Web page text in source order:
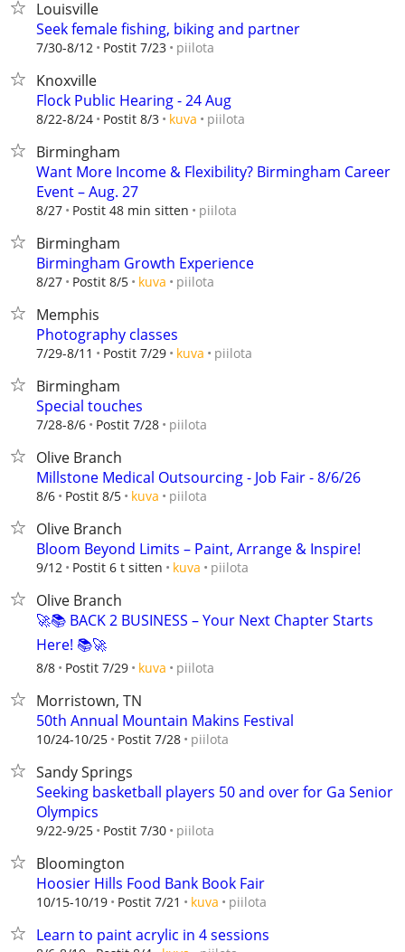
Louisville
Seek female fishing, biking and partner
7/30-8/12 Postit 7/23 piilota
Knoxville
Flock Public Hearing - 24 Aug
8/22-8/24 Postit 8/3 kuva piilota
Birmingham
Want More Income & Flexibility? Birmingham Career
Event – Aug. 27
8/27 Postit 48 min sitten piilota
Birmingham
Birmingham Growth Experience
8/27 Postit 8/5 kuva piilota
Memphis
Photography classes
7/29-8/11 Postit 7/29 kuva piilota
Birmingham
Special touches
7/28-8/6 Postit 7/28 piilota
Olive Branch
Millstone Medical Outsourcing - Job Fair - 8/6/26
8/6 Postit 8/5 kuva piilota
Olive Branch
Bloom Beyond Limits – Paint, Arrange & Inspire!
9/12 Postit 6 t sitten kuva piilota
Olive Branch
🚀📚 BACK 2 BUSINESS – Your Next Chapter Starts
Here! 📚🚀
8/8 Postit 7/29 kuva piilota
Morristown, TN
50th Annual Mountain Makins Festival
10/24-10/25 Postit 7/28 piilota
Sandy Springs
Seeking basketball players 50 and over for Ga Senior
Olympics
9/22-9/25 Postit 7/30 piilota
Bloomington
Hoosier Hills Food Bank Book Fair
10/15-10/19 Postit 7/21 kuva piilota
Learn to paint acrylic in 4 sessions